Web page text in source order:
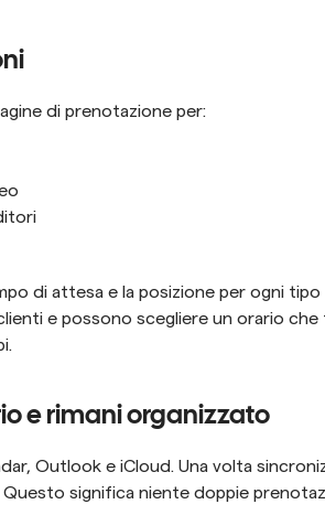
di prenotazione per:
di attesa e la posizione per ogni tipo
e possono scegliere un orario che
e rimani organizzato
Outlook e iCloud. Una volta
significa niente doppie